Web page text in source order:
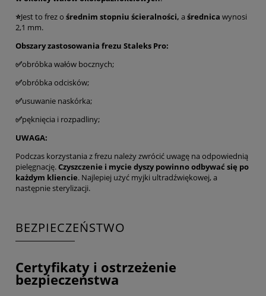
⭐Jest to frez o średnim stopniu ścieralności, a średnica wynosi
2,1 mm.
Obszary zastosowania frezu Staleks Pro:
✅obróbka wałów bocznych;
✅obróbka odcisków;
✅usuwanie naskórka;
✅pęknięcia i rozpadliny;
UWAGA:
Podczas korzystania z frezu należy zwrócić uwagę na odpowiednią
pielęgnację.Czyszczenie i mycie dyszy powinno odbywać się po
każdym kliencie. Najlepiej użyć myjki ultradźwiękowej, a
następnie sterylizacji.
BEZPIECZEŃSTWO
Certyfikaty i ostrzeżenie
bezpieczeństwa